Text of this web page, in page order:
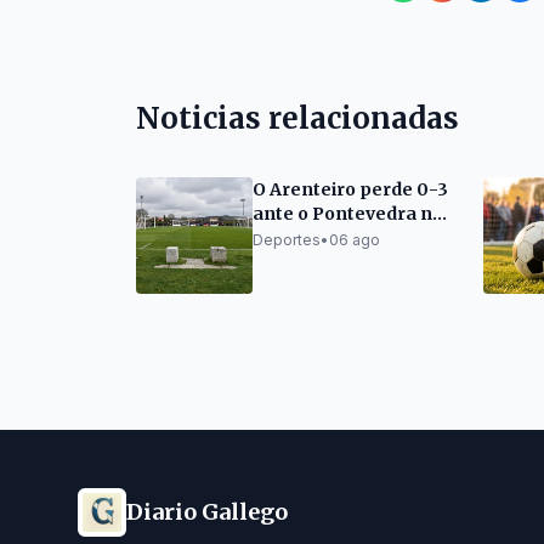
Noticias relacionadas
O Arenteiro perde 0-3
ante o Pontevedra no
Trofeo Festa do Pulpo
Deportes• 06 ago
Diario Gallego